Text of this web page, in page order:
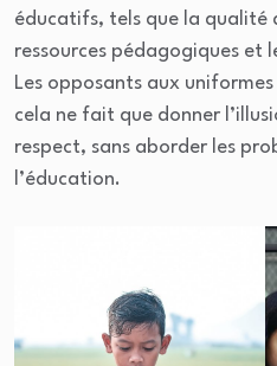
éducatifs, tels que la qualité
ressources pédagogiques et
Les opposants aux
cela ne fait que donner
respect, sans aborder les
l’éducation.